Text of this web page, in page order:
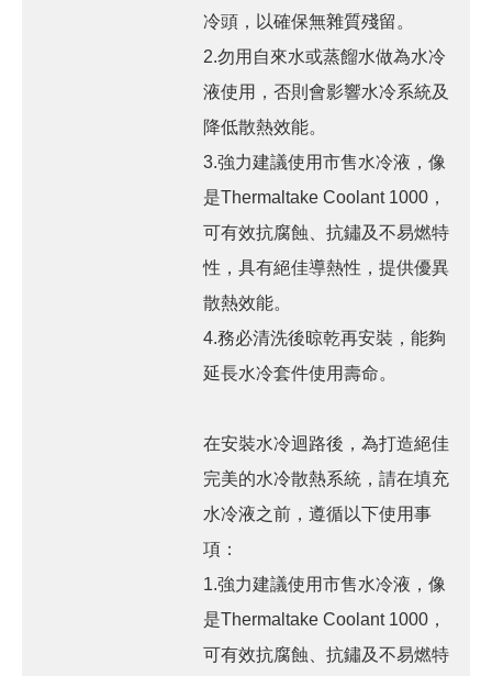
冷頭，以確保無雜質殘留。
2.勿用自來水或蒸餾水做為水冷
液使用，否則會影響水冷系統及
降低散熱效能。
3.強力建議使用市售水冷液，像
是Thermaltake Coolant 1000，
可有效抗腐蝕、抗鏽及不易燃特
性，具有絕佳導熱性，提供優異
散熱效能。
4.務必清洗後晾乾再安裝，能夠
延長水冷套件使用壽命。
在安裝水冷迴路後，為打造絕佳
完美的水冷散熱系統，請在填充
水冷液之前，遵循以下使用事
項：
1.強力建議使用市售水冷液，像
是Thermaltake Coolant 1000，
可有效抗腐蝕、抗鏽及不易燃特